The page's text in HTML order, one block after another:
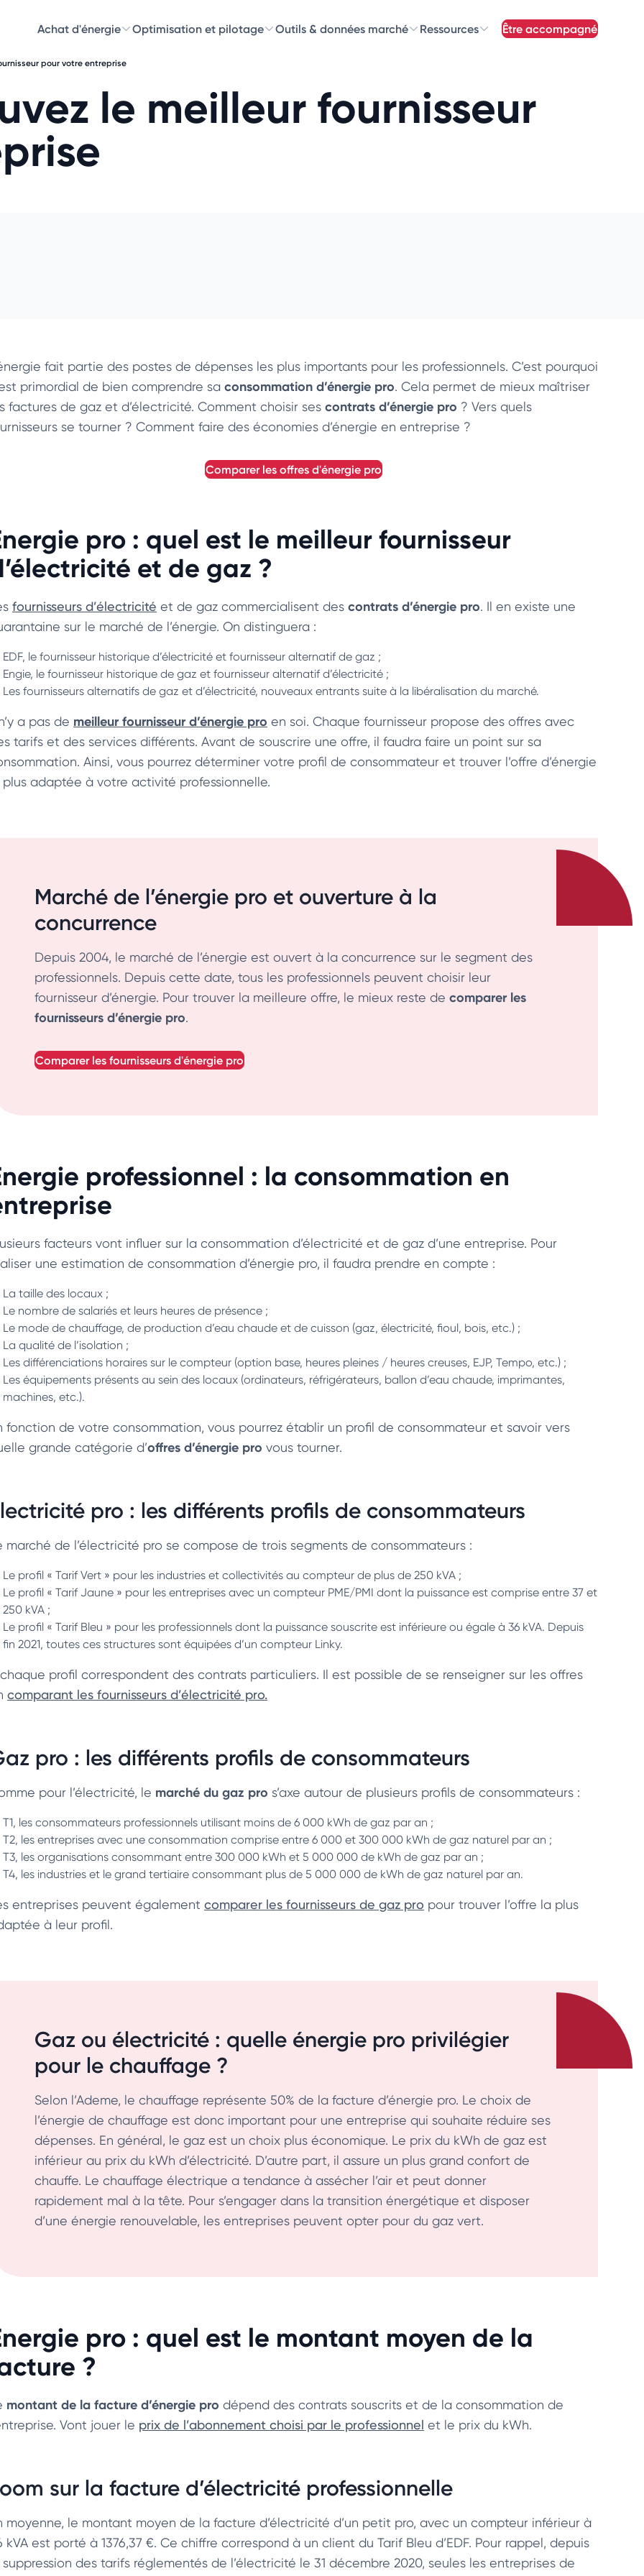
Achat d'énergie Optimisation et pilotage Outils & données marché Ressources être accompagné
pour votre entreprise
le meilleur fournisseur
fait partie des postes de dépenses les plus importants pour les professionnels. C’est pourquoi
primordial de bien comprendre sa consommation d’énergie pro. Cela permet de mieux maîtriser
factures de gaz et d’électricité. Comment choisir ses contrats d’énergie pro ? Vers quels
se tourner ? Comment faire des économies d’énergie en entreprise ?
comparer les offres d'énergie pro
pro : quel est le meilleur fournisseur
et de gaz ?
fournisseurs d’électricité et de gaz commercialisent des contrats d’énergie pro. Il en existe une
sur le marché de l’énergie. On distinguera :
EDF, le fournisseur historique d’électricité et fournisseur alternatif de gaz ;
Engie, le fournisseur historique de gaz et fournisseur alternatif d’électricité ;
Les fournisseurs alternatifs de gaz et d’électricité, nouveaux entrants suite à la libéralisation du marché.
a pas de meilleur fournisseur d’énergie pro en soi. Chaque fournisseur propose des offres avec
tarifs et des services différents. Avant de souscrire une offre, il faudra faire un point sur sa
Ainsi, vous pourrez déterminer votre profil de consommateur et trouver l’offre d’énergie
plus adaptée à votre activité professionnelle.
Marché de l’énergie pro et ouverture à la
concurrence
Depuis 2004, le marché de l’énergie est ouvert à la concurrence sur le segment des
professionnels. Depuis cette date, tous les professionnels peuvent choisir leur
fournisseur d’énergie. Pour trouver la meilleure offre, le mieux reste de comparer les
fournisseurs d’énergie pro.
comparer les fournisseurs d'énergie pro
professionnel : la consommation en
facteurs vont influer sur la consommation d’électricité et de gaz d’une entreprise. Pour
une estimation de consommation d’énergie pro, il faudra prendre en compte :
La taille des locaux ;
Le nombre de salariés et leurs heures de présence ;
Le mode de chauffage, de production d’eau chaude et de cuisson (gaz, électricité, fioul, bois, etc.) ;
La qualité de l’isolation ;
Les différenciations horaires sur le compteur (option base, heures pleines / heures creuses, EJP, Tempo, etc.) ;
Les équipements présents au sein des locaux (ordinateurs, réfrigérateurs, ballon d’eau chaude, imprimantes,
machines, etc.).
fonction de votre consommation, vous pourrez établir un profil de consommateur et savoir vers
grande catégorie d’offres d’énergie pro vous tourner.
pro : les différents profils de consommateurs
marché de l’électricité pro se compose de trois segments de consommateurs :
Le profil « Tarif Vert » pour les industries et collectivités au compteur de plus de 250 kVA ;
Le profil « Tarif Jaune » pour les entreprises avec un compteur PME/PMI dont la puissance est comprise entre 37 et
250 kVA ;
Le profil « Tarif Bleu » pour les professionnels dont la puissance souscrite est inférieure ou égale à 36 kVA. Depuis
fin 2021, toutes ces structures sont équipées d’un compteur Linky.
profil correspondent des contrats particuliers. Il est possible de se renseigner sur les offres
comparant les fournisseurs d’électricité pro.
pro : les différents profils de consommateurs
pour l’électricité, le marché du gaz pro s’axe autour de plusieurs profils de consommateurs :
T1, les consommateurs professionnels utilisant moins de 6 000 kWh de gaz par an ;
T2, les entreprises avec une consommation comprise entre 6 000 et 300 000 kWh de gaz naturel par an ;
T3, les organisations consommant entre 300 000 kWh et 5 000 000 de kWh de gaz par an ;
T4, les industries et le grand tertiaire consommant plus de 5 000 000 de kWh de gaz naturel par an.
entreprises peuvent également comparer les fournisseurs de gaz pro pour trouver l’offre la plus
à leur profil.
Gaz ou électricité : quelle énergie pro privilégier
pour le chauffage ?
Selon l’Ademe, le chauffage représente 50% de la facture d’énergie pro. Le choix de
l’énergie de chauffage est donc important pour une entreprise qui souhaite réduire ses
dépenses. En général, le gaz est un choix plus économique. Le prix du kWh de gaz est
inférieur au prix du kWh d’électricité. D’autre part, il assure un plus grand confort de
chauffe. Le chauffage électrique a tendance à assécher l’air et peut donner
rapidement mal à la tête. Pour s’engager dans la transition énergétique et disposer
d’une énergie renouvelable, les entreprises peuvent opter pour du gaz vert.
pro : quel est le montant moyen de la
?
montant de la facture d’énergie pro dépend des contrats souscrits et de la consommation de
Vont jouer le prix de l’abonnement choisi par le professionnel et le prix du kWh.
sur la facture d’électricité professionnelle
moyenne, le montant moyen de la facture d’électricité d’un petit pro, avec un compteur inférieur à
kVA est porté à 1376,37 €. Ce chiffre correspond à un client du Tarif Bleu d’EDF. Pour rappel, depuis
des tarifs réglementés de l’électricité le 31 décembre 2020, seules les entreprises de
Découvrez nos newsletters
Choisissez les newsletters qui vous intéressent